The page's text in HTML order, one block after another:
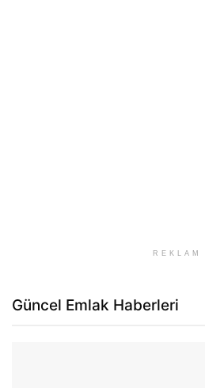
REKLAM
Güncel Emlak Haberleri